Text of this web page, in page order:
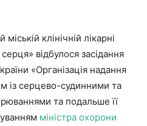
клінічній лікарні
відбулося засідання
«Організація надання
із серцево-судинними та
та подальше її
міністра охорони